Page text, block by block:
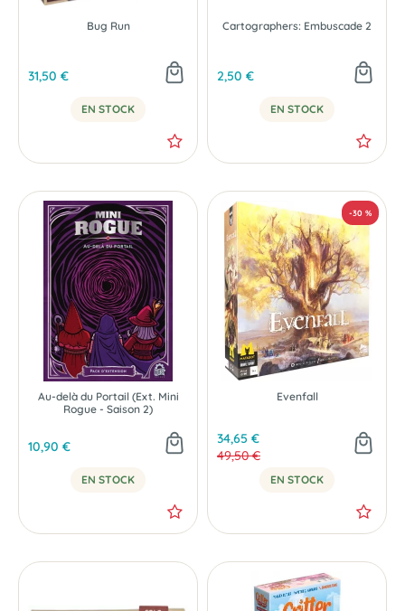
Bug Run
31,50 €
EN STOCK
Cartographers: Embuscade 2
2,50 €
EN STOCK
Au-delà du Portail (Ext. Mini
Rogue - Saison 2)
10,90 €
EN STOCK
Evenfall
34,65 €
49,50 €
EN STOCK